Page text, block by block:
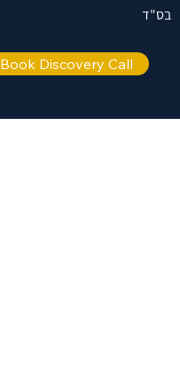
בס"ד
Book Discovery Call